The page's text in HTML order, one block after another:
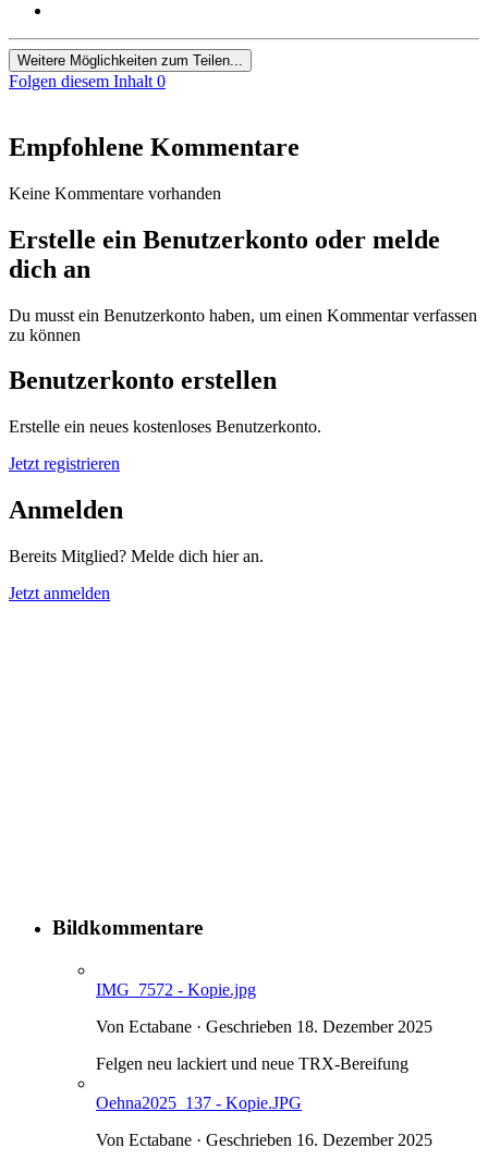
Weitere Möglichkeiten zum Teilen...
Folgen diesem Inhalt 0
Empfohlene Kommentare
Keine Kommentare vorhanden
Erstelle ein Benutzerkonto oder melde
dich an
Du musst ein Benutzerkonto haben, um einen Kommentar verfassen
zu können
Benutzerkonto erstellen
Erstelle ein neues kostenloses Benutzerkonto.
Jetzt registrieren
Anmelden
Bereits Mitglied? Melde dich hier an.
Jetzt anmelden
Bildkommentare
IMG_7572 - Kopie.jpg
Von Ectabane · Geschrieben 18. Dezember 2025
Felgen neu lackiert und neue TRX-Bereifung
Oehna2025_137 - Kopie.JPG
Von Ectabane · Geschrieben 16. Dezember 2025